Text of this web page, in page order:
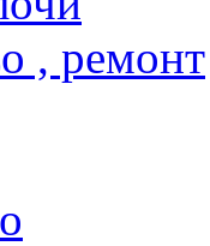
, ремонт